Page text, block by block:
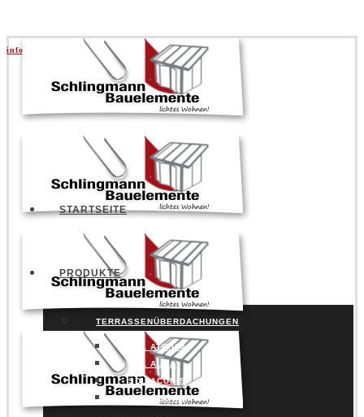
info@schlingmann.org |+49 5141 957730
STARTSEITE
PRODUKTE
TERRASSENÜBERDACHUNGEN
SDL ATRIUM
SDL AURA
SDL ACUBIS
SDL ALERIO